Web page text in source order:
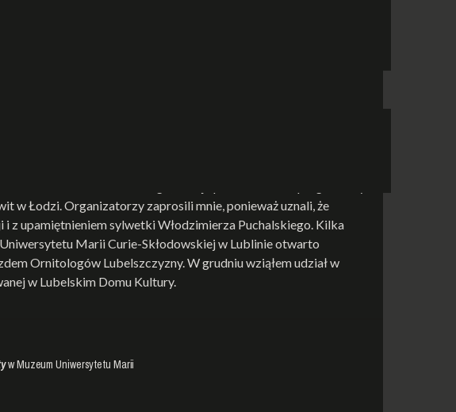
Puchalskiego, 6 maja przedstawiłem półgodzinny
w Łodzi. Organizatorzy zaprosili mnie, ponieważ uznali, że
upamiętnieniem sylwetki Włodzimierza Puchalskiego. Kilka
Marii Curie-Skłodowskiej w Lublinie otwarto
Ornitologów Lubelszczyzny. W grudniu wziąłem udział w
w Lubelskim Domu Kultury.
w Muzeum Uniwersytetu Marii